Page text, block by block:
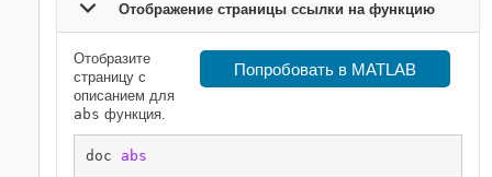
Отображение страницы ссылки на функцию
Попробовать в MATLAB
Отобразите
страницу с
описанием для
abs функция.
doc abs